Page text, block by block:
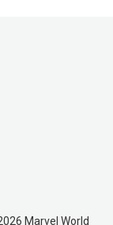
Marvel World